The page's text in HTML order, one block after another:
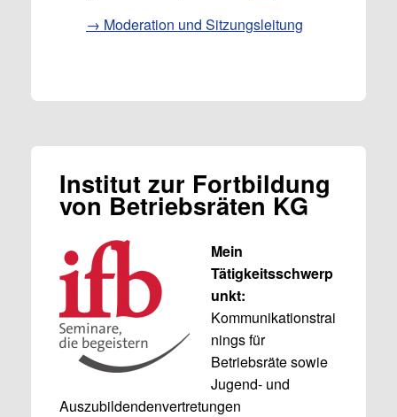
→ Moderation und Sitzungsleitung
Institut zur Fortbildung
von Betriebsräten KG
Mein
Tätigkeitsschwerp
unkt:
Kommunikationstrai
nings für
Betriebsräte sowie
Jugend- und
Auszubildendenvertretungen